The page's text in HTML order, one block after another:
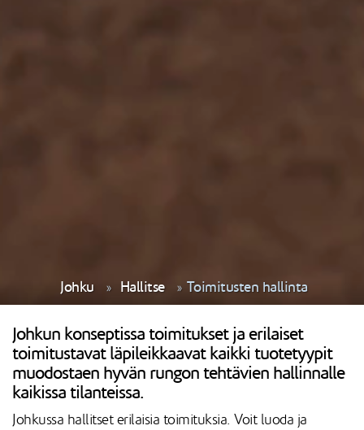
Johku Hallitse Toimitusten hallinta
Johkun konseptissa toimitukset ja erilaiset
toimitustavat läpileikkaavat kaikki tuotetyypit
muodostaen hyvän rungon tehtävien hallinnalle
kaikissa tilanteissa.
Johkussa hallitset erilaisia toimituksia. Voit luoda ja